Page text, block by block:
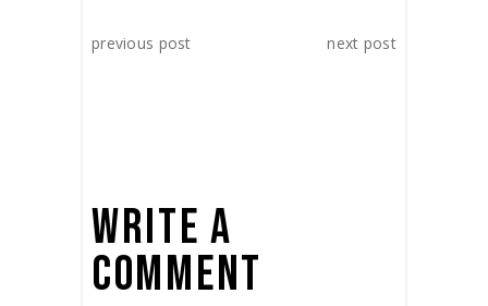
previous post next post
WRITE A
COMMENT